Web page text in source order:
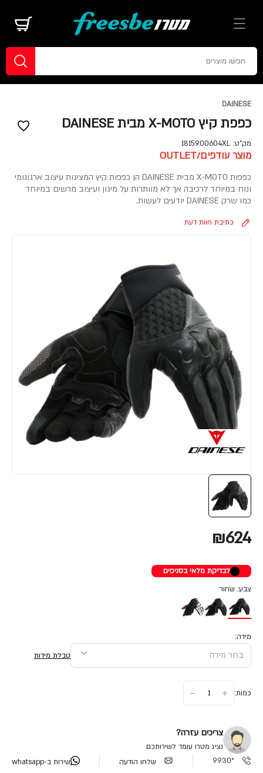
DAINESE
כפפת קיץ X-MOTO מבית DAINESE
מק"ט: 1815900604XL
מוצר עודפים/OUTLET
כפפות X-MOTO מבית DAINESE הן כפפות קיץ המציגות עיצוב ארגונומי
ונוח במיוחד לרכיבה אך לא מוותרות על מיגון ועיצוב מרשים במיוחד
כמו שרק DAINESE יודעים לעשות.
כתיבת חוות דעת
₪624
לבדיקת מלאי בסניפים
צבע: שחור
מידה:
טבלת מידות
כמות:
צריכים עזרה?
נציג מטרו עומד לשירותכם
*9930
שלחו הודעה שירות ב-whatsapp